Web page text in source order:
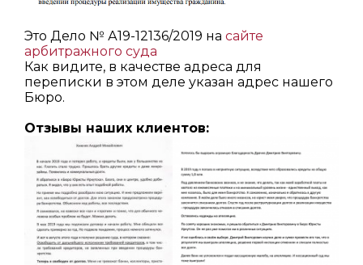
Это Дело № А19-12136/2019 на сайте
арбитражного суда
Как видите, в качестве адреса для
переписки в этом деле указан адрес нашего
Бюро.
Отзывы наших клиентов: